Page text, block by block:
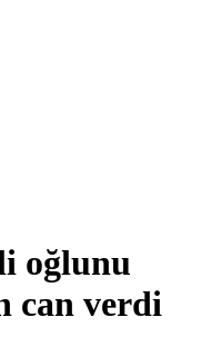
oğlunu
can verdi